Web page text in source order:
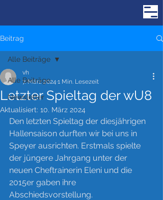
Beitrag
Alle Beiträge
Newsletter
Alle Beiträge
Letzter Spieltag der wU8
vh
7. März 2024 1 Min. Lesezeit
Aktualisiert: 10. März 2024
Den letzten Spieltag der diesjährigen
Hallensaison durften wir bei uns in
Speyer ausrichten. Erstmals spielte
der jüngere Jahrgang unter der
neuen Cheftrainerin Eleni und die
2015er gaben ihre
Abschiedsvorstellung.